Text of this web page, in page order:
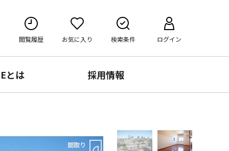
閲覧履歴 お気に入り 検索条件 ログイン
とは 採用情報
間取り